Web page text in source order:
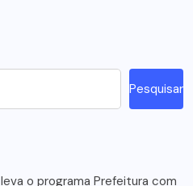
Pesquisar
o programa Prefeitura com